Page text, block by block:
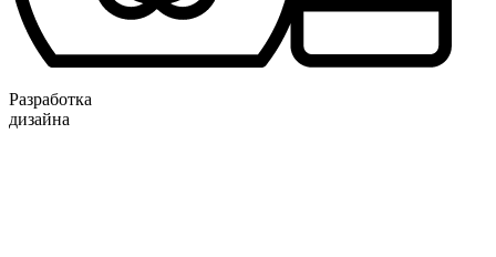
Разработка
дизайна